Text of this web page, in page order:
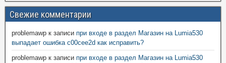
Свежие комментарии
problemawp к записи при входе в раздел Магазин на Lumia530
выпадает ошибка c00cee2d как исправить?
problemawp к записи при входе в раздел Магазин на Lumia530